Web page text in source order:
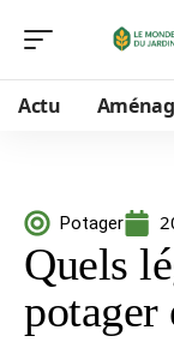
Actu
Potager
Quels
potager